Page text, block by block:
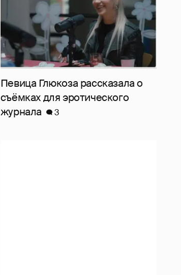
Певица Глюкоза рассказала о
съёмках для эротического
журнала
3